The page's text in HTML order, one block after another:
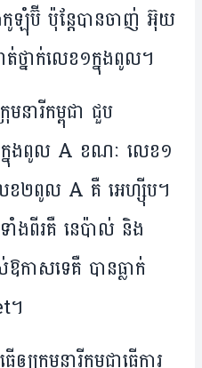
ឡុំប៊ី ប៉ុន្តែ​បាន​ចាញ់ អ៊ុយ
នាក់​លេខ​១​ក្នុង​ពូល។
ារី​កម្ពុជា ​ជួប
នុង​ពូល A ខណៈ លេខ​១​
ខ​២​ពូល A គឺ អេហ្ស៊ីប។
ង​ពីរ​គឺ នេប៉ាល់ និង
កាស​ទេ​គឺ​ បាន​ធ្លាក់​
។​